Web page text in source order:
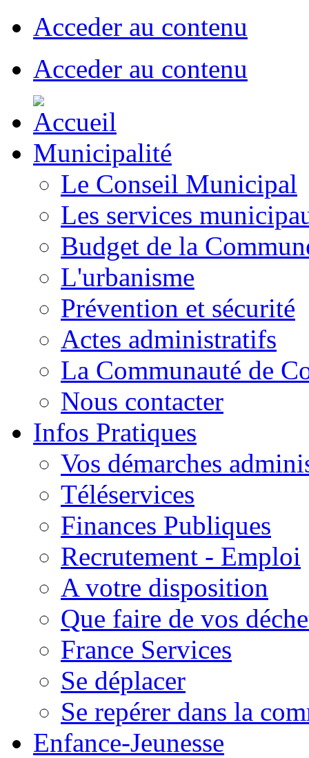
Acceder au contenu
Acceder au contenu
Municipalité
Le Conseil Municipal
Les services
Budget de la
L'urbanisme
Prévention et sécurité
Actes administratifs
La Communauté de
Nous contacter
Infos Pratiques
Vos démarches
Téléservices
Finances Publiques
Recrutement - Emploi
A votre disposition
Que faire de vos
France Services
Se déplacer
Se repérer dans la
Enfance-Jeunesse